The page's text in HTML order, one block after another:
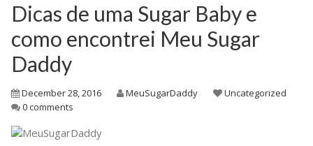
Acessar
Como Funciona
Sobre Nós
Blog
Dicas de uma Sugar Baby e
como encontrei Meu Sugar
Daddy
December 28, 2016 MeuSugarDaddy
Uncategorized
0 comments